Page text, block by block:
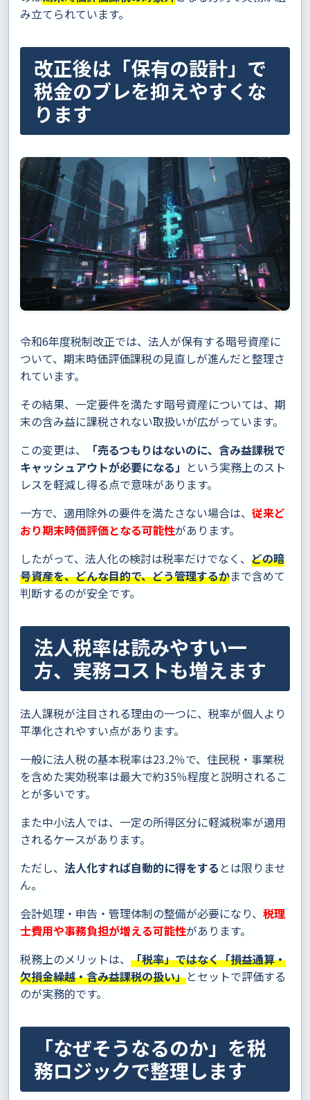
み立てられています。
改正後は「保有の設計」で
税金のブレを抑えやすくな
ります
令和6年度税制改正では、法人が保有する暗号資産に
ついて、期末時価評価課税の見直しが進んだと整理さ
れています。
その結果、一定要件を満たす暗号資産については、期
末の含み益に課税されない取扱いが広がっています。
この変更は、
「売るつもりはないのに、含み益課税で
キャッシュアウトが必要になる」 という実務上のスト
レスを軽減し得る点で意味があります。
一方で、適用除外の要件を満たさない場合は、 従来ど
おり期末時価評価となる可能性があります。
したがって、法人化の検討は税率だけでなく、 どの暗
号資産を、どんな目的で、どう管理するかまで含めて
判断するのが安全です。
法人税率は読みやすい一
方、実務コストも増えます
法人課税が注目される理由の一つに、税率が個人より
平準化されやすい点があります。
一般に法人税の基本税率は23.2％で、住民税・事業税
を含めた実効税率は最大で約35％程度と説明されるこ
とが多いです。
また中小法人では、一定の所得区分に軽減税率が適用
されるケースがあります。
ただし、 法人化すれば自動的に得をする とは限りませ
ん。
会計処理・申告・管理体制の整備が必要になり、 税理
士費用や事務負担が増える可能性があります。
税務上のメリットは、 「税率」ではなく「損益通算・
欠損金繰越・含み益課税の扱い」とセットで評価する
のが実務的です。
「なぜそうなるのか」を税
務ロジックで整理します